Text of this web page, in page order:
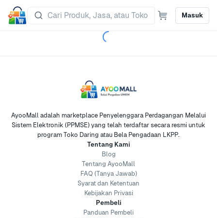
Masuk
AyooMall adalah marketplace Penyelenggara Perdagangan Melalui
Sistem Elektronik (PPMSE) yang telah terdaftar secara resmi untuk
program Toko Daring atau Bela Pengadaan LKPP.
Tentang Kami
Blog
Tentang AyooMall
FAQ (Tanya Jawab)
Syarat dan Ketentuan
Kebijakan Privasi
Pembeli
Panduan Pembeli